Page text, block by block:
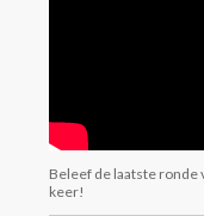
Beleef de laatste ronde
keer!